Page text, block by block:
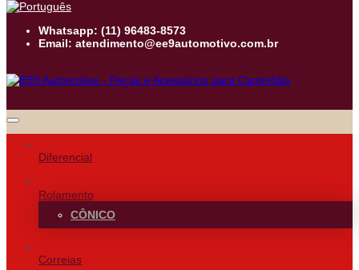
Whatsapp: (11) 96483-8573
Email: atendimento@ee9automotivo.com.br
Diferencial
Rolamento
CÔNICO
Correias